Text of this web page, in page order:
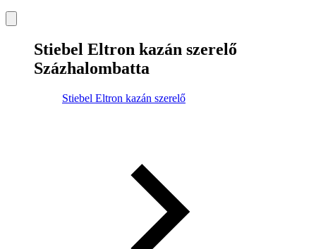
Stiebel Eltron kazán szerelő
Százhalombatta
Stiebel Eltron kazán szerelő